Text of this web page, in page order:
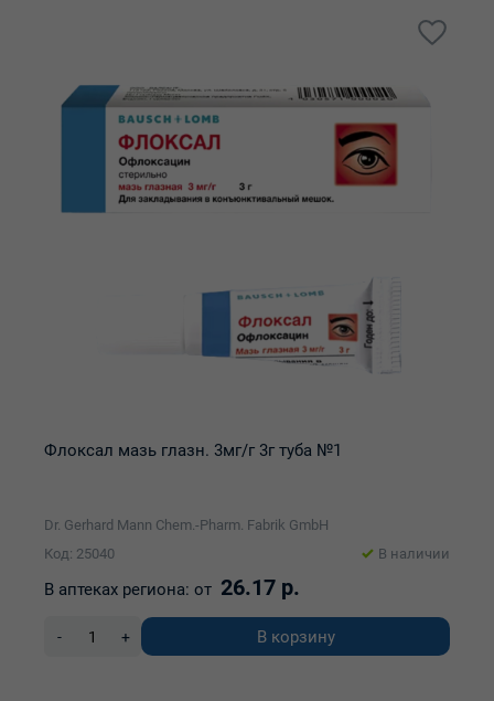
Флоксал мазь глазн. 3мг/г 3г туба №1
Dr. Gerhard Mann Chem.-Pharm. Fabrik GmbH
Код: 25040
В наличии
В аптеках региона: от 26.17 р.
- + В корзину